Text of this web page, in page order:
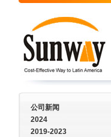
公司新闻
2024
2019-2023